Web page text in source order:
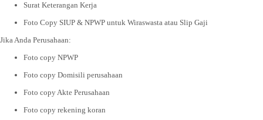
Surat Keterangan Kerja
Foto Copy SIUP & NPWP untuk Wiraswasta atau Slip Gaji
Jika Anda Perusahaan:
Foto copy NPWP
Foto copy Domisili perusahaan
Foto copy Akte Perusahaan
Foto copy rekening koran